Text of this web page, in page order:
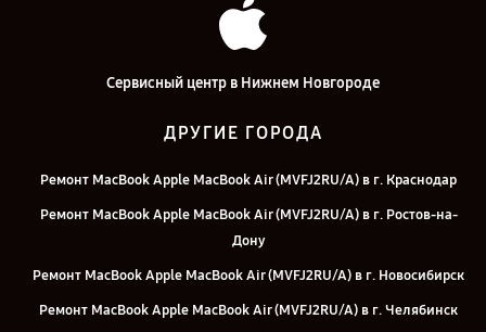
Сервисный центр в Нижнем Новгороде
ДРУГИЕ ГОРОДА
Ремонт MacBook Apple MacBook Air (MVFJ2RU/A) в г. Краснодар
Ремонт MacBook Apple MacBook Air (MVFJ2RU/A) в г. Ростов-на-
Дону
Ремонт MacBook Apple MacBook Air (MVFJ2RU/A) в г. Новосибирск
Ремонт MacBook Apple MacBook Air (MVFJ2RU/A) в г. Челябинск